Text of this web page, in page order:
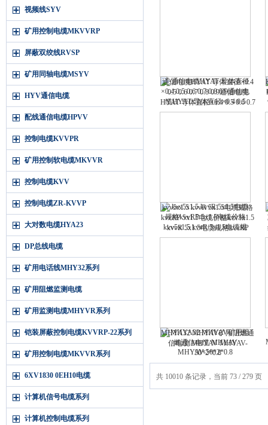
视频线SYV
矿用控制电缆MKVVRP
屏蔽双绞线RVSP
矿用同轴电缆MSYV
HYV通信电缆
配线通信电缆HPVV
控制电缆KVVPR
矿用控制软电缆MKVVR
控制电缆KVV
控制电缆ZR-KVVP
大对数电缆HYA23
DP总线电缆
矿用电话线MHY32系列
矿用阻燃监测电缆
矿用监测电缆MHYVR系列
铠装屏蔽控制电缆KVVRP-22系列
矿用控制电缆MKVVR系列
6XV1830 0EH10电缆
计算机信号电缆系列
计算机控制电缆系列
通信电缆HYAT 导体直径×0.4
0.5 0.6 0.7 0.8 0.9通信电缆
HYAT 导体直径×0.4 0.5 0.6 0.7
0.8 0.9
kvv5x1.5 kvvR 5x1.5电缆规格
kvvRP 5x1.5电缆价格kvv5x1.5
kvvR 5x1.5电缆规格kvvRP
5x1.5电缆价格
MHYA32 MHYAV矿用阻燃通
信电缆 MHYAV MHYAV-
50*2*0.8
共 10010 条记录，当前 73 / 279 页